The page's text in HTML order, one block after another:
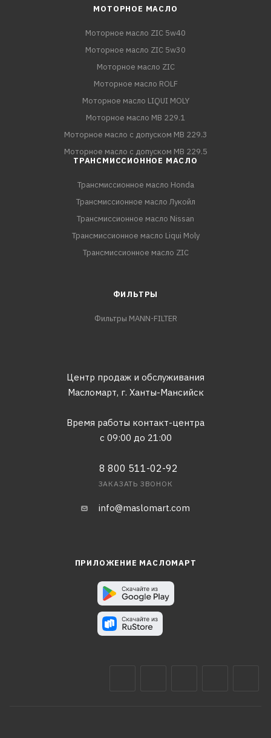
МОТОРНОЕ МАСЛО
Моторное масло ZIC 5w40
Моторное масло ZIC 5w30
Моторное масло ZIC
Моторное масло ROLF
Моторное масло LIQUI MOLY
Моторное масло MB 229.1
Моторное масло с допуском MB 229.3
Моторное масло с допуском MB 229.5
ТРАНСМИССИОННОЕ МАСЛО
Трансмиссионное масло Honda
Трансмиссионное масло Лукойл
Трансмиссионное масло Nissan
Трансмиссионное масло Liqui Moly
Трансмиссионное масло ZIC
ФИЛЬТРЫ
Фильтры MANN-FILTER
Центр продаж и обслуживания
Масломарт, г. Ханты-Мансийск
Время работы контакт-центра
с 09:00 до 21:00
8 800 511-02-92
ЗАКАЗАТЬ ЗВОНОК
info@maslomart.com
ПРИЛОЖЕНИЕ МАСЛОМАРТ